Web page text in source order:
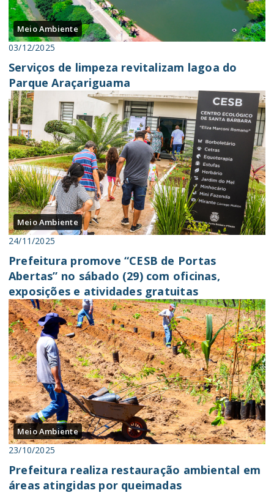
Meio Ambiente
03/12/2025
Serviços de limpeza revitalizam lagoa do
Parque Araçariguama
Meio Ambiente
24/11/2025
Prefeitura promove “CESB de Portas
Abertas” no sábado (29) com oficinas,
exposições e atividades gratuitas
Meio Ambiente
23/10/2025
Prefeitura realiza restauração ambiental em
áreas atingidas por queimadas